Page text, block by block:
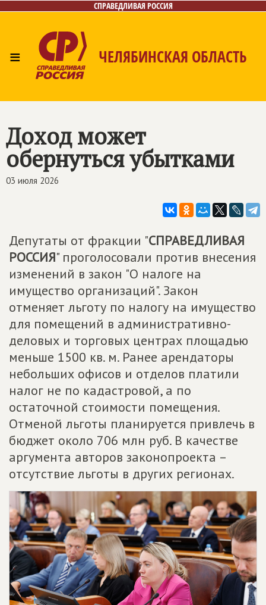
СПРАВЕДЛИВАЯ РОССИЯ
≡ ЧЕЛЯБИНСКАЯ ОБЛАСТЬ
Доход может
обернуться убытками
03 июля 2026
Депутаты от фракции "СПРАВЕДЛИВАЯ
РОССИЯ" проголосовали против внесения
изменений в закон "О налоге на
имущество организаций". Закон
отменяет льготу по налогу на имущество
для помещений в административно-
деловых и торговых центрах площадью
меньше 1500 кв. м. Ранее арендаторы
небольших офисов и отделов платили
налог не по кадастровой, а по
остаточной стоимости помещения.
Отменой льготы планируется привлечь в
бюджет около 706 млн руб. В качестве
аргумента авторов законопроекта –
отсутствие льготы в других регионах.